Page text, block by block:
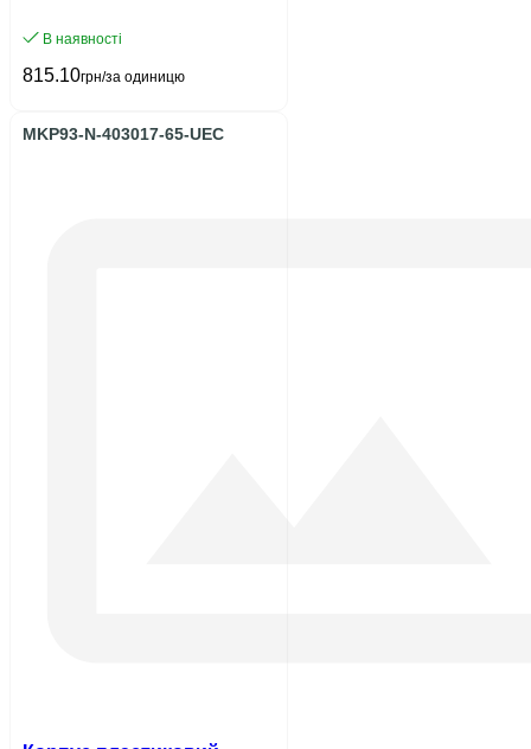
В наявності
815.10грн/за одиницю
MKP93-N-403017-65-UEC